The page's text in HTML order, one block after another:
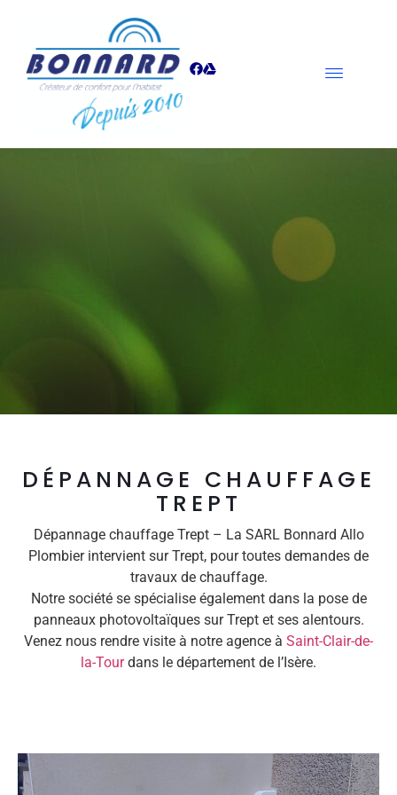
DÉPANNAGE CHAUFFAGE
TREPT
Dépannage chauffage Trept – La SARL Bonnard Allo
Plombier intervient sur Trept, pour toutes demandes de
travaux de chauffage.
Notre société se spécialise également dans la pose de
panneaux photovoltaïques sur Trept et ses alentours.
Venez nous rendre visite à notre agence à Saint-Clair-de-
la-Tourdans le département de l’Isère.